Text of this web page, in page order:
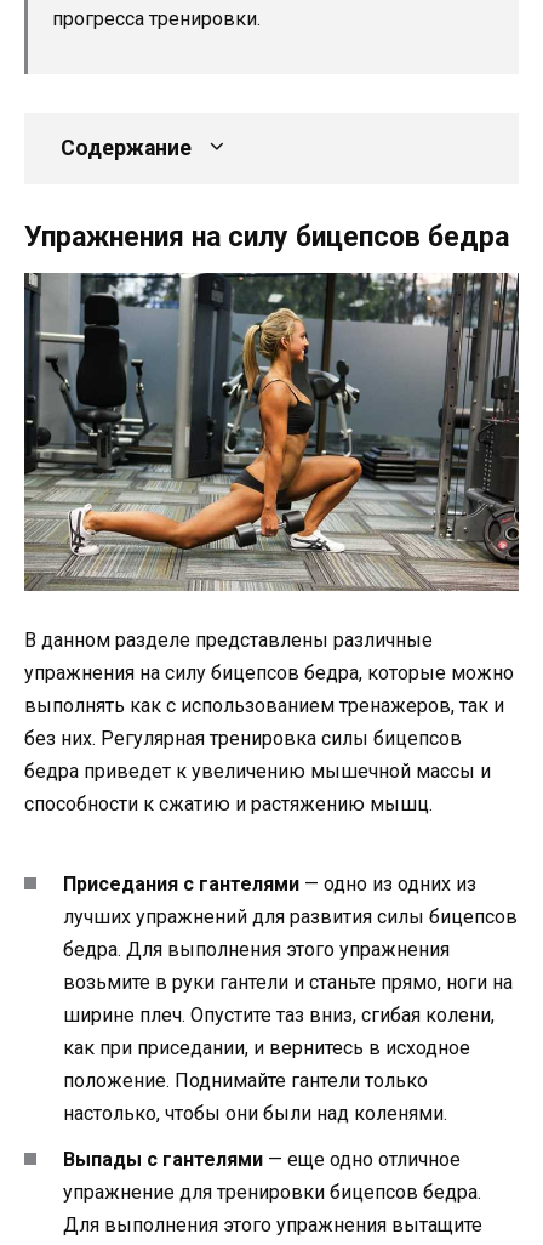
прогресса тренировки.
Содержание
Упражнения на силу бицепсов бедра
В данном разделе представлены различные
упражнения на силу бицепсов бедра, которые можно
выполнять как с использованием тренажеров, так и
без них. Регулярная тренировка силы бицепсов
бедра приведет к увеличению мышечной массы и
способности к сжатию и растяжению мышц.
Приседания с гантелями — одно из одних из
лучших упражнений для развития силы бицепсов
бедра. Для выполнения этого упражнения
возьмите в руки гантели и станьте прямо, ноги на
ширине плеч. Опустите таз вниз, сгибая колени,
как при приседании, и вернитесь в исходное
положение. Поднимайте гантели только
настолько, чтобы они были над коленями.
Выпады с гантелями — еще одно отличное
упражнение для тренировки бицепсов бедра.
Для выполнения этого упражнения вытащите